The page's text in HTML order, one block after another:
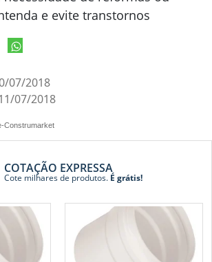
e evite transtornos
07/2018
07/2018
Construmarket
COTAÇÃO EXPRESSA
Cote milhares de produtos.É grátis!